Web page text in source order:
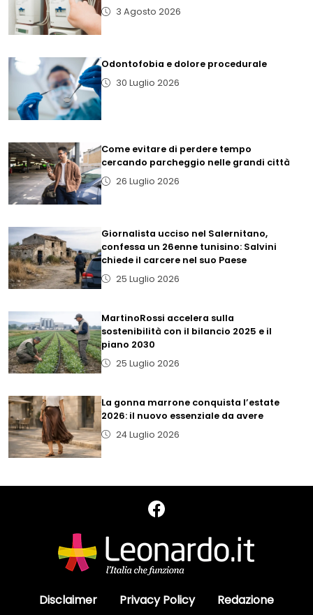
3 Agosto 2026
Odontofobia e dolore procedurale
30 Luglio 2026
Come evitare di perdere tempo
cercando parcheggio nelle grandi città
26 Luglio 2026
Giornalista ucciso nel Salernitano,
confessa un 26enne tunisino: Salvini
chiede il carcere nel suo Paese
25 Luglio 2026
MartinoRossi accelera sulla
sostenibilità con il bilancio 2025 e il
piano 2030
25 Luglio 2026
La gonna marrone conquista l’estate
2026: il nuovo essenziale da avere
24 Luglio 2026
Disclaimer Privacy Policy Redazione